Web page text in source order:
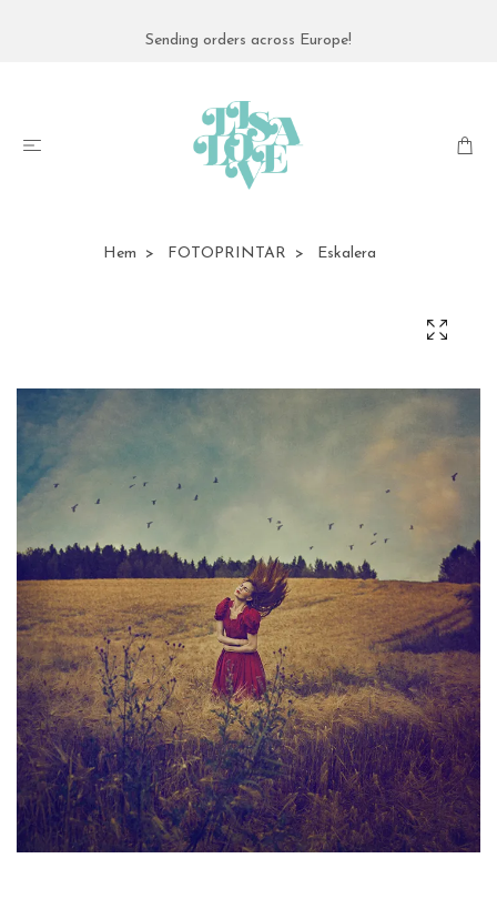
Sending orders across Europe!
Hem FOTOPRINTAR Eskalera